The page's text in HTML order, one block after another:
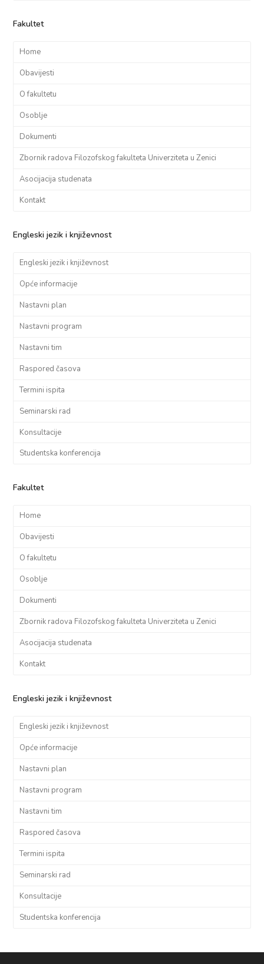
Fakultet
Home
Obavijesti
O fakultetu
Osoblje
Dokumenti
Zbornik radova Filozofskog fakulteta Univerziteta u Zenici
Asocijacija studenata
Kontakt
Engleski jezik i književnost
Engleski jezik i književnost
Opće informacije
Nastavni plan
Nastavni program
Nastavni tim
Raspored časova
Termini ispita
Seminarski rad
Konsultacije
Studentska konferencija
Fakultet
Home
Obavijesti
O fakultetu
Osoblje
Dokumenti
Zbornik radova Filozofskog fakulteta Univerziteta u Zenici
Asocijacija studenata
Kontakt
Engleski jezik i književnost
Engleski jezik i književnost
Opće informacije
Nastavni plan
Nastavni program
Nastavni tim
Raspored časova
Termini ispita
Seminarski rad
Konsultacije
Studentska konferencija